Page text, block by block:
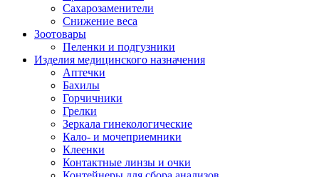
Сахарозаменители
Снижение веса
Зоотовары
Пеленки и подгузники
Изделия медицинского назначения
Аптечки
Бахилы
Горчичники
Грелки
Зеркала гинекологические
Кало- и мочеприемники
Клеенки
Контактные линзы и очки